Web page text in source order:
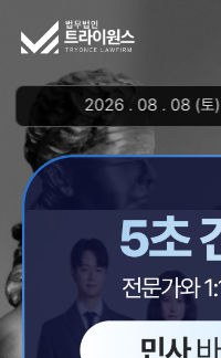
2026 . 08 . 08 (토)